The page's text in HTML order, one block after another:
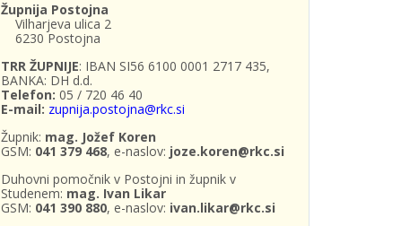
Župnija Postojna
Vilharjeva ulica 2
6230 Postojna
TRR ŽUPNIJE: IBAN SI56 6100 0001 2717 435,
BANKA: DH d.d.
Telefon: 05 / 720 46 40
E-mail: zupnija.postojna@rkc.si
Župnik: mag. Jožef Koren
GSM: 041 379 468, e-naslov: joze.koren@rkc.si
Duhovni pomočnik v Postojni in župnik v
Studenem: mag. Ivan Likar
GSM: 041 390 880, e-naslov: ivan.likar@rkc.si